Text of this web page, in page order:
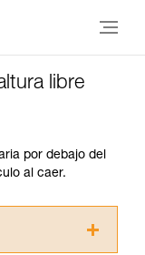
libre
por debajo del
al caer.